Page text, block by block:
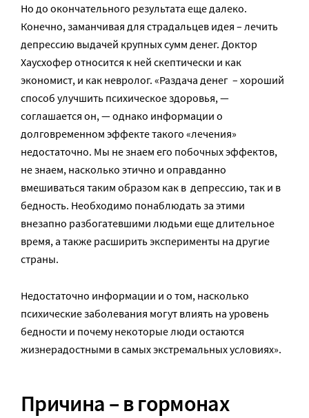
Но до окончательного результата еще далеко.
Конечно, заманчивая для страдальцев идея – лечить
депрессию выдачей крупных сумм денег. Доктор
Хаусхофер относится к ней скептически и как
экономист, и как невролог. «Раздача денег – хороший
способ улучшить психическое здоровья, —
соглашается он, — однако информации о
долговременном эффекте такого «лечения»
недостаточно. Мы не знаем его побочных эффектов,
не знаем, насколько этично и оправданно
вмешиваться таким образом как в депрессию, так и в
бедность. Необходимо понаблюдать за этими
внезапно разбогатевшими людьми еще длительное
время, а также расширить эксперименты на другие
страны.
Недостаточно информации и о том, насколько
психические заболевания могут влиять на уровень
бедности и почему некоторые люди остаются
жизнерадостными в самых экстремальных условиях».
Причина – в гормонах